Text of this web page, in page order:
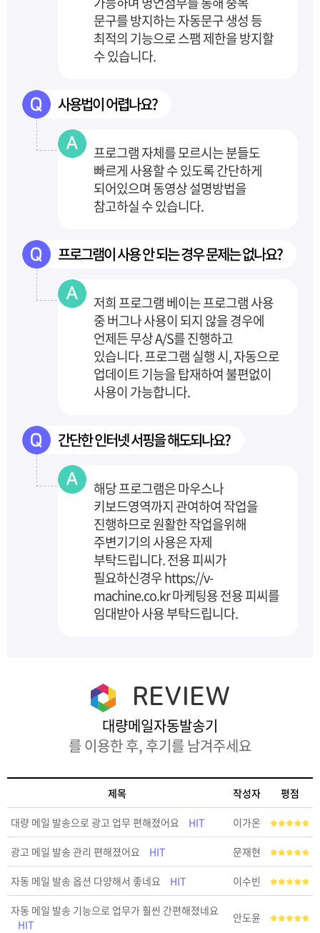
문구를 방지하는 자동문구 생성 등
최적의 기능으로 스팸 제한을 방지할
수 있습니다.
사용법이 어렵나요?
프로그램 자체를 모르시는 분들도
빠르게 사용할 수 있도록간단하게
되어있으며 동영상 설명방법을
참고하실 수 있습니다.
프로그램이 사용 안 되는 경우 문제는 없나요?
저희 프로그램 베이는 프로그램 사용
중 버그나 사용이 되지 않을 경우에
언제든 무상 A/S를 진행하고
있습니다. 프로그램 실행 시, 자동으로
업데이트기능을 탑재하여 불편없이
사용이 가능합니다.
간단한 인터넷 서핑을 해도되나요?
해당 프로그램은 마우스나
키보드영역까지 관여하여 작업을
진행하므로 원활한 작업을위해
주변기기의 사용은 자제
부탁드립니다. 전용 피씨가
필요하신경우 https://v-
machine.co.kr 마케팅용 전용 피씨를
임대받아 사용 부탁드립니다.
REVIEW
대량메일자동발송기
를 이용한 후, 후기를 남겨주세요
제목 작성자 평점
대량 메일 발송으로 광고 업무 편해졌어요 HIT 이가온
광고 메일 발송 관리 편해졌어요 HIT 문재현
자동 메일 발송 옵션 다양해서 좋네요 HIT 이수빈
자동 메일 발송 기능으로 업무가 훨씬 간편해졌네요
HIT
안도윤